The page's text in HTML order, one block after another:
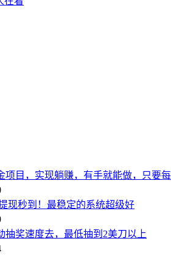
项目，实现躺赚，有手就能做，只要
现秒到！最稳定的系统超级好
抽奖速度去，最低抽到2美刀以上